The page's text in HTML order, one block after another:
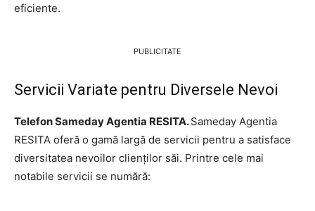
eficiente.
PUBLICITATE
Servicii Variate pentru Diversele Nevoi
Telefon Sameday Agentia RESITA.Sameday Agentia
RESITA oferă o gamă largă de servicii pentru a satisface
diversitatea nevoilor clienților săi. Printre cele mai
notabile servicii se numără: